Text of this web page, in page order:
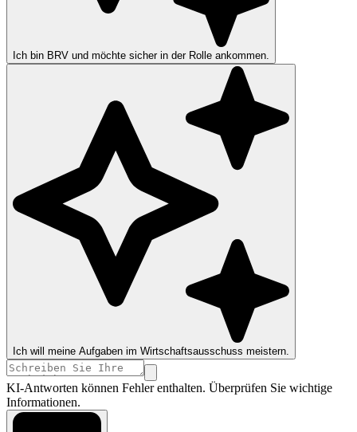
Ich bin BRV und möchte sicher in der Rolle ankommen.
Ich will meine Aufgaben im Wirtschaftsausschuss meistern.
KI-Antworten können Fehler enthalten. Überprüfen Sie wichtige
Informationen.